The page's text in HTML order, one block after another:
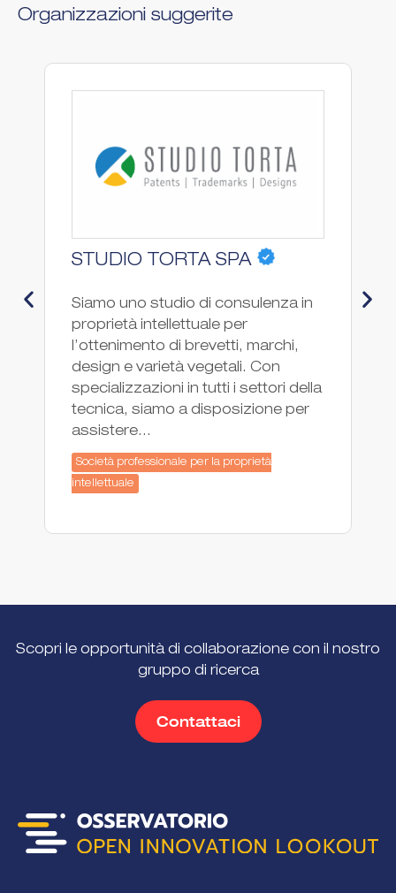
Organizzazioni suggerite
STUDIO TORTA SPA
Siamo uno studio di consulenza in
proprietà intellettuale per
l’ottenimento di brevetti, marchi,
design e varietà vegetali. Con
specializzazioni in tutti i settori della
tecnica, siamo a disposizione per
assistere...
Società professionale per la proprietà
intellettuale
Scopri le opportunità di collaborazione con il nostro
gruppo di ricerca
Contattaci